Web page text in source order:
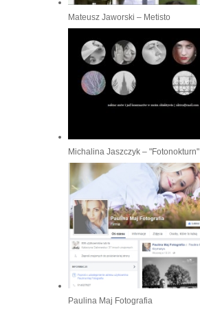
Mateusz Jaworski – Metisto
Michalina Jaszczyk – "Fotonokturn"
Paulina Maj Fotografia